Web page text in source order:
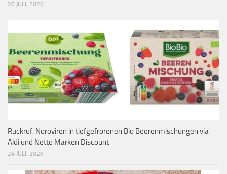
28 JULI, 2026
Rückruf: Noroviren in tiefgefrorenen Bio Beerenmischungen via
Aldi und Netto Marken Discount
24 JULI, 2026